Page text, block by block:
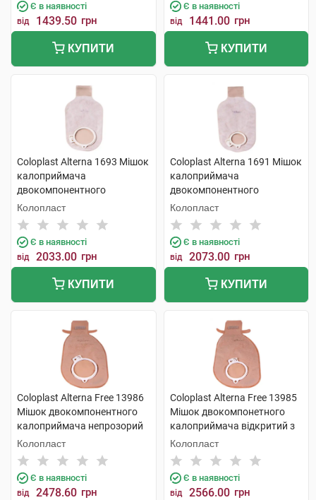
Є в наявності
від 1439.50 грн
КУПИТИ
Є в наявності
від 1441.00 грн
КУПИТИ
Coloplast Alterna 1693 Мішок
калоприймача
двокомпонентного
відкритий непрозорий
фланець-60 мм 30 шт
Колопласт
Є в наявності
від 2033.00 грн
КУПИТИ
Coloplast Alterna 1691 Мішок
калоприймача
двокомпонентного
відкритий непрозорий
фланець-40 мм 30 шт
Колопласт
Є в наявності
від 2073.00 грн
КУПИТИ
Coloplast Alterna Free 13986
Мішок двокомпонентного
калоприймача непрозорий
відкритий фланець-60 мм 30
шт
Колопласт
Є в наявності
від 2478.60 грн
Coloplast Alterna Free 13985
Мішок двокомпонетного
калоприймача відкритий з
фільтром фланець-50 мм 30
шт
Колопласт
Є в наявності
від 2566.00 грн